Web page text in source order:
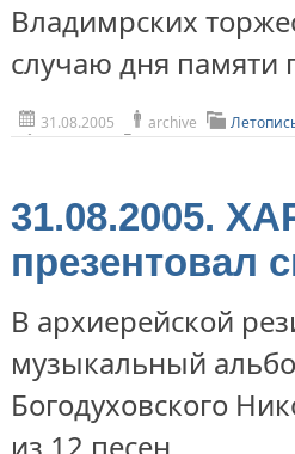
Владимрских
случаю дня памяти
31.08.2005 archive
31.08.2005.
презентовал
В архиерейской
музыкальный
Богодуховского